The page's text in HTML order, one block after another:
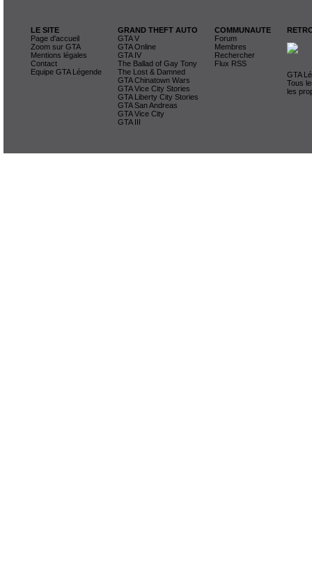
LE SITE
Page d'accueil
Zoom sur GTA
Mentions légales
Contact
Equipe GTA Légende
GRAND THEFT AUTO
GTA V
GTA Online
GTA IV
The Ballad of Gay Tony
The Lost & Damned
GTA Chinatown Wars
GTA Vice City Stories
GTA Liberty City Stories
GTA San Andreas
GTA Vice City
GTA III
COMMUNAUTE
Forum
Membres
Rechercher
Flux RSS
GTA
Tous
les